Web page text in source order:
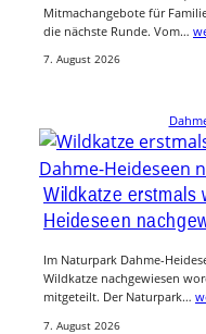
Mitmachangebote für
die nächste Runde. Vom…
7. August 2026
Wildkatze erstmals
Heideseen
Im Naturpark Dahme-
Wildkatze nachgewiesen
mitgeteilt. Der Naturpark…
7. August 2026